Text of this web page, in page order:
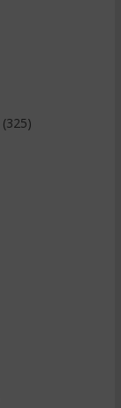
(325)